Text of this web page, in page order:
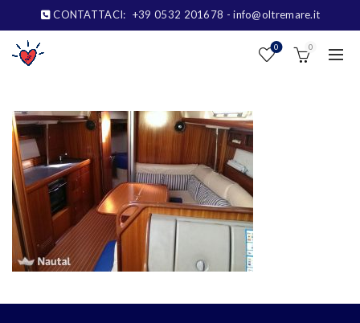
CONTATTACI: +39 0532 201678 - info@oltremare.it
0 0